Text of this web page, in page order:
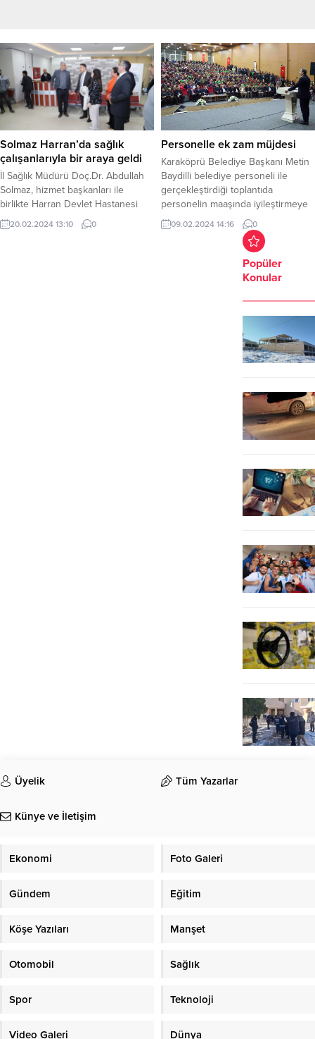
Solmaz Harran’da sağlık
çalışanlarıyla bir araya geldi
İl Sağlık Müdürü Doç.Dr. Abdullah
Solmaz, hizmet başkanları ile
birlikte Harran Devlet Hastanesi
ziyaret etti. Harran Devlet
Hastanesi, 6 Şubat tarihinde
20.02.2024 13:10 0
Personelle ek zam müjdesi
Karaköprü Belediye Başkanı Metin
Baydilli belediye personeli ile
gerçekleştirdiği toplantıda
personelin maaşında iyileştirmeye
giderek en düşük personel
maaşının 17 bin liradan 30 bin liraya
çıkarıldığının müjdesini verdi
Karaköprü Belediye Başkanı Metin
Baydilli belediye personeli ile
Necmettin Cevheri Kültür
Merkezinde gerçekleştirilen
personel toplantısına AK Parti
Şanlıurfa Milletvekili...
09.02.2024 14:16 0
Popüler
Konular
Üyelik Tüm Yazarlar
Künye ve İletişim
Ekonomi Foto Galeri
Gündem Eğitim
Köşe Yazıları Manşet
Otomobil Sağlık
Spor Teknoloji
Video Galeri Dünya